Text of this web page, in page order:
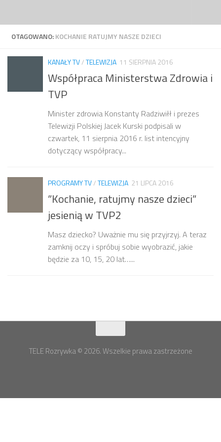
OTAGOWANO:KOCHANIE RATUJMY NASZE DZIECI
KANAŁY TV/TELEWIZJA 11 SIERPNIA 2016
Współpraca Ministerstwa Zdrowia i
TVP
Minister zdrowia Konstanty Radziwiłł i prezes
Telewizji Polskiej Jacek Kurski podpisali w
czwartek, 11 sierpnia 2016 r. list intencyjny
dotyczący współpracy...
PROGRAMY TV/TELEWIZJA 21 LIPCA 2016
”Kochanie, ratujmy nasze dzieci”
jesienią w TVP2
Masz dziecko? Uważnie mu się przyjrzyj. A teraz
zamknij oczy i spróbuj sobie wyobrazić, jakie
będzie za 10, 15, 20 lat…...
TELE Rozrywka © 2026. Wszelkie prawa zastrzeżone